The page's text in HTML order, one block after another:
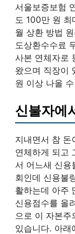
서울보증보험
도 100만 원 최
월 상환 방법
도상환수수료
사본 연체자로
왔으며 직장이
원 이상 나올
신불자에
지내면서 참 돈
연체하게 되고
서 어느새 신용
회인데 신용불
활하는데 아주
신용점수를 올
으로 이 자본주
있습니다. 아래